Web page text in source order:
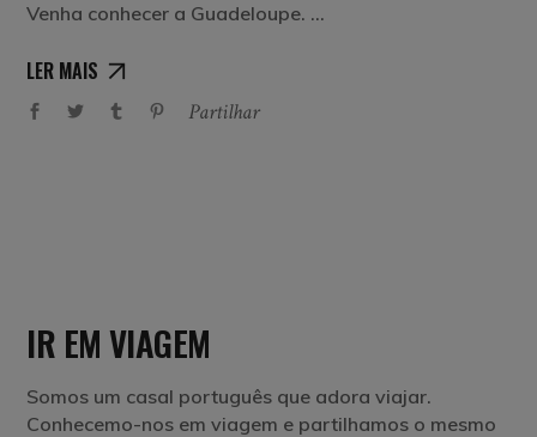
Venha conhecer a Guadeloupe.
LER MAIS
Partilhar
IR EM VIAGEM
Somos um casal português que adora viajar.
Conhecemo-nos em viagem e partilhamos o mesmo